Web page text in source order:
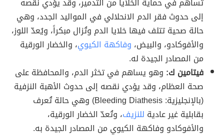
إلى حدوث فقر الدم الانحلالي في المواليد الجدد، وهي
حالة صحية تتلف فيها خلايا الدم وتُزال مبكراً، ويُعدّ اللوز،
والأفوكادو، والبيض، وفاكهة الكيوي، والخضار الورقية
من المصادر الجيدة له.
فيتامين ك: وهو يساهم في تخثر الدم، والمحافظة على
صحة العظام، وقد يؤدي نقصه إلى حدوث الأهبة النزفية
(بالإنجليزية: Bleeding Diathesis) وهي حالة تُعرف
بقابلية غير عادية للنزيف، وتُعدّ الخضار الورقية،
والأفوكادو وفاكهة الكيوي من المصادر الجيدة به.